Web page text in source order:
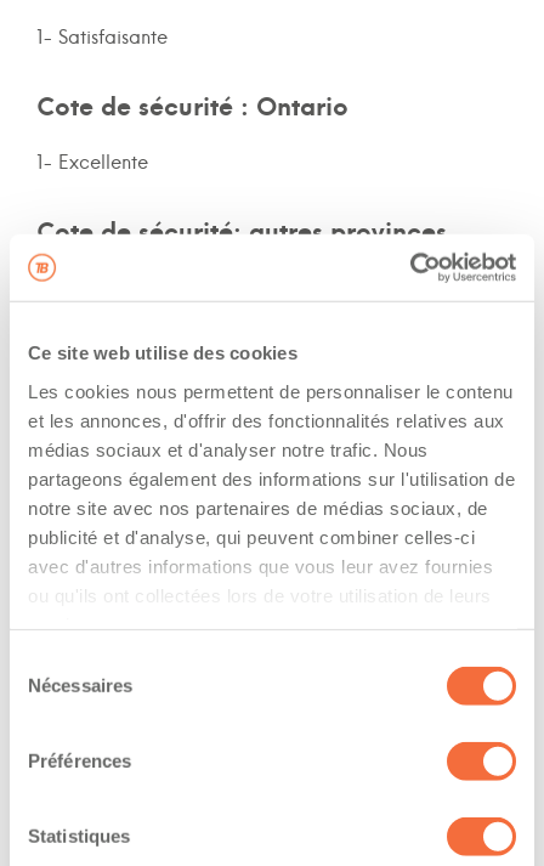
Ce site web utilise des cookies
Les cookies nous permettent de personnaliser le contenu
et les annonces, d'offrir des fonctionnalités relatives aux
médias sociaux et d'analyser notre trafic. Nous
partageons également des informations sur l'utilisation de
notre site avec nos partenaires de médias sociaux, de
publicité et d'analyse, qui peuvent combiner celles-ci
avec d'autres informations que vous leur avez fournies
ou qu'ils ont collectées lors de votre utilisation de leurs
Nécessaires
Préférences
Statistiques
1- Satisfaisante
Cote de sécurité : Ontario
1- Excellente
Cote de sécurité: autres provinces
QC
Assurances et immatriculation
Veux adhérer aux assurances de la flotte de
The driver hold a driving licence from:
quebec
Has a vehicle registered in the following
province:
quebec
Diplômes et certifications
sur les marchandises dangereuses utilisées au
travail (SIMDUT)